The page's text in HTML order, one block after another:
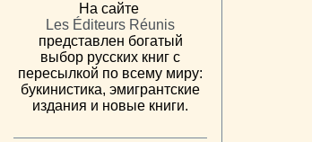
На сайте
Les Éditeurs Réunis
представлен богатый
выбор русских книг с
пересылкой по всему миру:
букинистика, эмигрантские
издания и новые книги.